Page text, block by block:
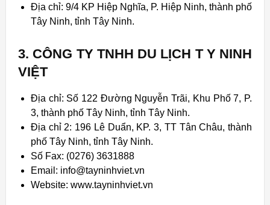
Địa chỉ: 9/4 KP Hiệp Nghĩa, P. Hiệp Ninh, thành phố
Tây Ninh, tỉnh Tây Ninh.
3. CÔNG TY TNHH DU LỊCH T Y NINH
VIỆT
Địa chỉ: Số 122 Đường Nguyễn Trãi, Khu Phố 7, P.
3, thành phố Tây Ninh, tỉnh Tây Ninh.
Địa chỉ 2: 196 Lê Duẩn, KP. 3, TT Tân Châu, thành
phố Tây Ninh, tỉnh Tây Ninh.
Số Fax: (0276) 3631888
Email: info@tayninhviet.vn
Website: www.tayninhviet.vn